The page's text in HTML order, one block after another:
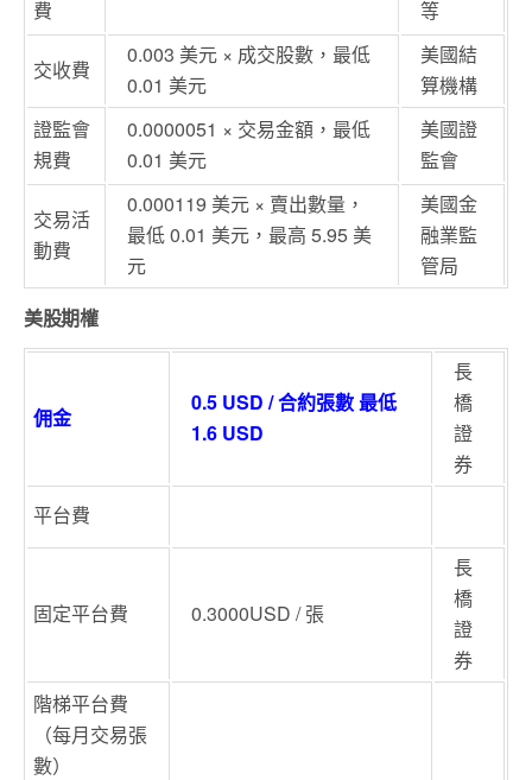
費
等
交收費
0.003 美元 × 成交股數，最低
0.01 美元
美國結
算機構
證監會
規費
0.0000051 × 交易金額，最低
0.01 美元
美國證
監會
交易活
動費
0.000119 美元 × 賣出數量，
最低 0.01 美元，最高 5.95 美
元
美國金
融業監
管局
美股期權
佣金
0.5 USD / 合約張數 最低
1.6 USD
長
橋
證
券
平台費
固定平台費 0.3000USD / 張
長
橋
證
券
階梯平台費
（每月交易張
數）